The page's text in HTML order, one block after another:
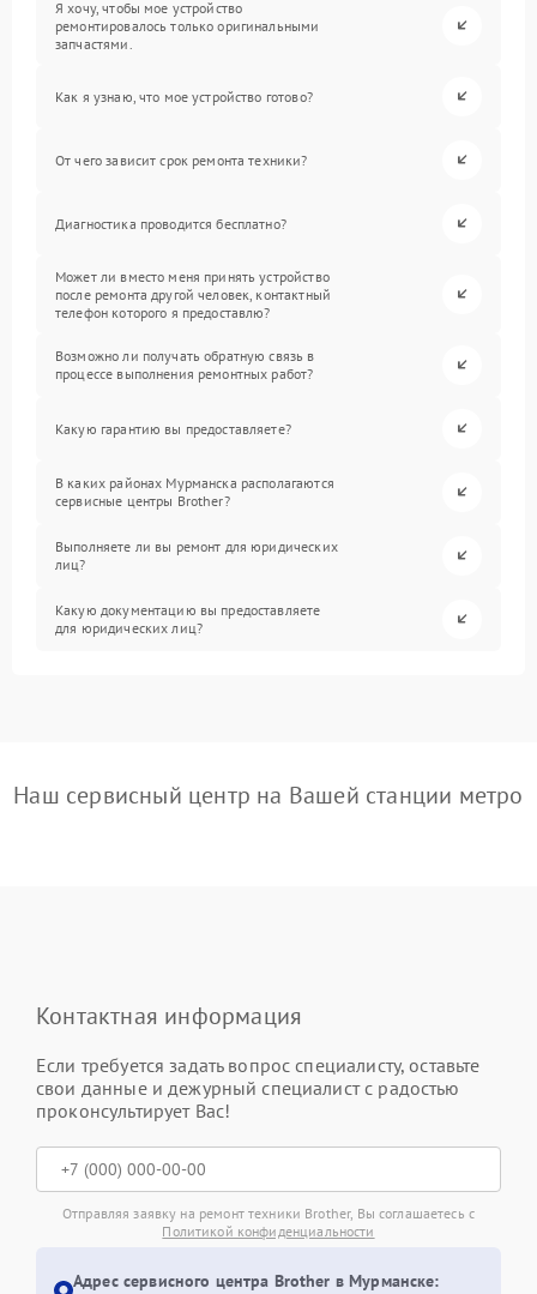
Я хочу, чтобы мое устройство
ремонтировалось только оригинальными
запчастями.
Как я узнаю, что мое устройство готово?
От чего зависит срок ремонта техники?
Диагностика проводится бесплатно?
Может ли вместо меня принять устройство
после ремонта другой человек, контактный
телефон которого я предоставлю?
Возможно ли получать обратную связь в
процессе выполнения ремонтных работ?
Какую гарантию вы предоставляете?
В каких районах Мурманска располагаются
сервисные центры Brother?
Выполняете ли вы ремонт для юридических
лиц?
Какую документацию вы предоставляете
для юридических лиц?
Наш сервисный центр на Вашей станции метро
Контактная информация
Если требуется задать вопрос специалисту, оставьте
свои данные и дежурный специалист с радостью
проконсультирует Вас!
Отправляя заявку на ремонт техники Brother, Вы соглашаетесь с
Политикой конфиденциальности
Адрес сервисного центра Brother в Мурманске: